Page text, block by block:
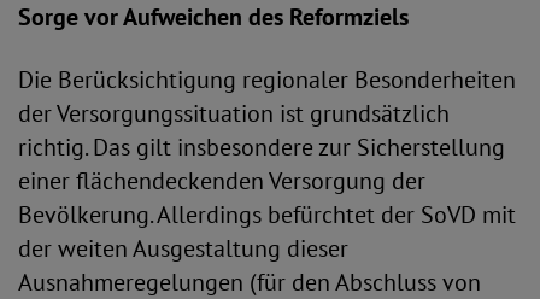
Sorge vor Aufweichen des Reformziels
Die Berücksichtigung regionaler Besonderheiten
der Versorgungssituation ist grundsätzlich
richtig. Das gilt insbesondere zur Sicherstellung
einer flächendeckenden Versorgung der
Bevölkerung. Allerdings befürchtet der SoVD mit
der weiten Ausgestaltung dieser
Ausnahmeregelungen (für den Abschluss von